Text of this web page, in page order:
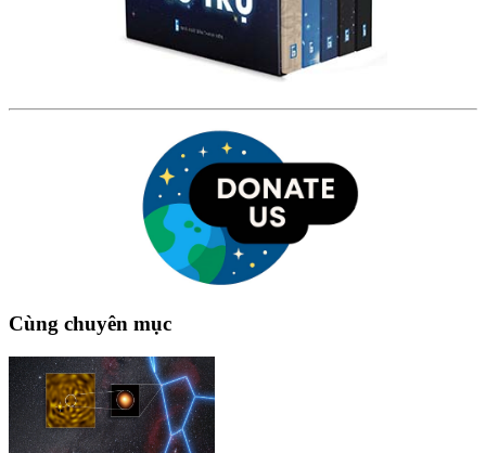
Cùng chuyên mục